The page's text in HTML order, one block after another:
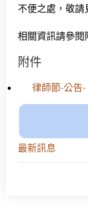
不便之處，敬請
相關資訊請參閱
附件
律師節-公告-
最新訊息